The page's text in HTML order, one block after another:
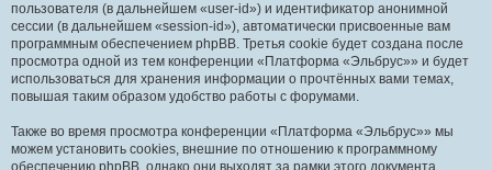
пользователя (в дальнейшем «user-id») и идентификатор анонимной
сессии (в дальнейшем «session-id»), автоматически присвоенные вам
программным обеспечением phpBB. Третья cookie будет создана после
просмотра одной из тем конференции «Платформа «Эльбрус»» и будет
использоваться для хранения информации о прочтённых вами темах,
повышая таким образом удобство работы с форумами.
Также во время просмотра конференции «Платформа «Эльбрус»» мы
можем установить cookies, внешние по отношению к программному
обеспечению phpBB, однако они выходят за рамки этого документа,